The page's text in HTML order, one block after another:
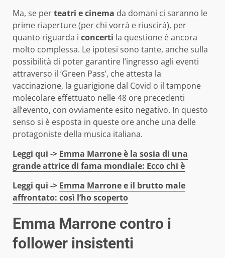
Ma, se perteatri e cinema da domani ci saranno le
prime riaperture (per chi vorrà e riuscirà), per
quanto riguarda i concerti la questione è ancora
molto complessa. Le ipotesi sono tante, anche sulla
possibilità di poter garantire l’ingresso agli eventi
attraverso il ‘Green Pass’, che attesta la
vaccinazione, la guarigione dal Covid o il tampone
molecolare effettuato nelle 48 ore precedenti
all’evento, con ovviamente esito negativo. In questo
senso si è esposta in queste ore anche una delle
protagoniste della musica italiana.
Leggi qui -> Emma Marrone è la sosia di una
grande attrice di fama mondiale: Ecco chi è
Leggi qui -> Emma Marrone e il brutto male
affrontato: così l’ho scoperto
Emma Marrone contro i
follower insistenti